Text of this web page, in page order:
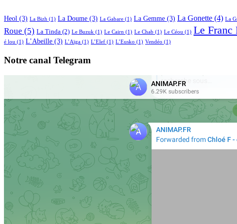
Heol (3) La Bizh (1) La Doume (3) La Gabare (1) La Gemme (3) La Gonette (4) La
Roue (5) La Tinda (2) Le Buzuk (1) Le Cairn (1) Le Chab (1) Le Céou (1) Le Franc
é lou (1) L’Abeille (3) L’Aïga (1) L’Elef (1) L’Eusko (1) Vendéo (1)
Notre canal Telegram